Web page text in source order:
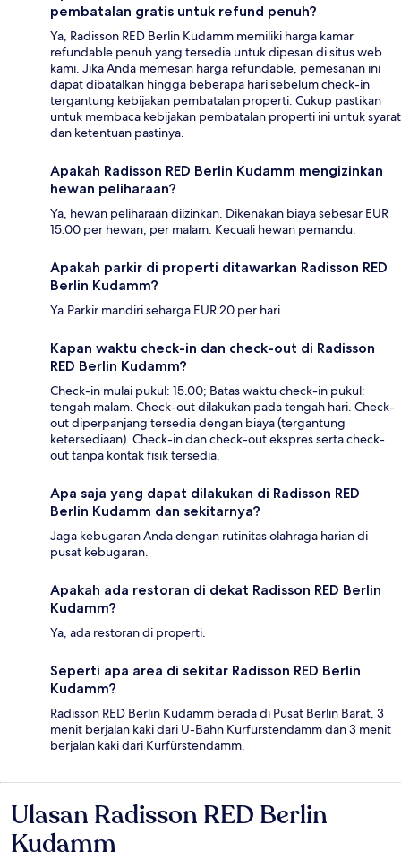
pembatalan gratis untuk refund penuh?
Ya, Radisson RED Berlin Kudamm memiliki harga kamar
refundable penuh yang tersedia untuk dipesan di situs web
kami. Jika Anda memesan harga refundable, pemesanan ini
dapat dibatalkan hingga beberapa hari sebelum check-in
tergantung kebijakan pembatalan properti. Cukup pastikan
untuk membaca kebijakan pembatalan properti ini untuk syarat
dan ketentuan pastinya.
Apakah Radisson RED Berlin Kudamm mengizinkan
hewan peliharaan?
Ya, hewan peliharaan diizinkan. Dikenakan biaya sebesar EUR
15.00 per hewan, per malam. Kecuali hewan pemandu.
Apakah parkir di properti ditawarkan Radisson RED
Berlin Kudamm?
Ya.Parkir mandiri seharga EUR 20 per hari.
Kapan waktu check-in dan check-out di Radisson
RED Berlin Kudamm?
Check-in mulai pukul: 15.00; Batas waktu check-in pukul:
tengah malam. Check-out dilakukan pada tengah hari. Check-
out diperpanjang tersedia dengan biaya (tergantung
ketersediaan). Check-in dan check-out ekspres serta check-
out tanpa kontak fisik tersedia.
Apa saja yang dapat dilakukan di Radisson RED
Berlin Kudamm dan sekitarnya?
Jaga kebugaran Anda dengan rutinitas olahraga harian di
pusat kebugaran.
Apakah ada restoran di dekat Radisson RED Berlin
Kudamm?
Ya, ada restoran di properti.
Seperti apa area di sekitar Radisson RED Berlin
Kudamm?
Radisson RED Berlin Kudamm berada di Pusat Berlin Barat, 3
menit berjalan kaki dari U-Bahn Kurfurstendamm dan 3 menit
berjalan kaki dari Kurfürstendamm.
Ulasan
Ulasan Radisson RED Berlin
Kudamm